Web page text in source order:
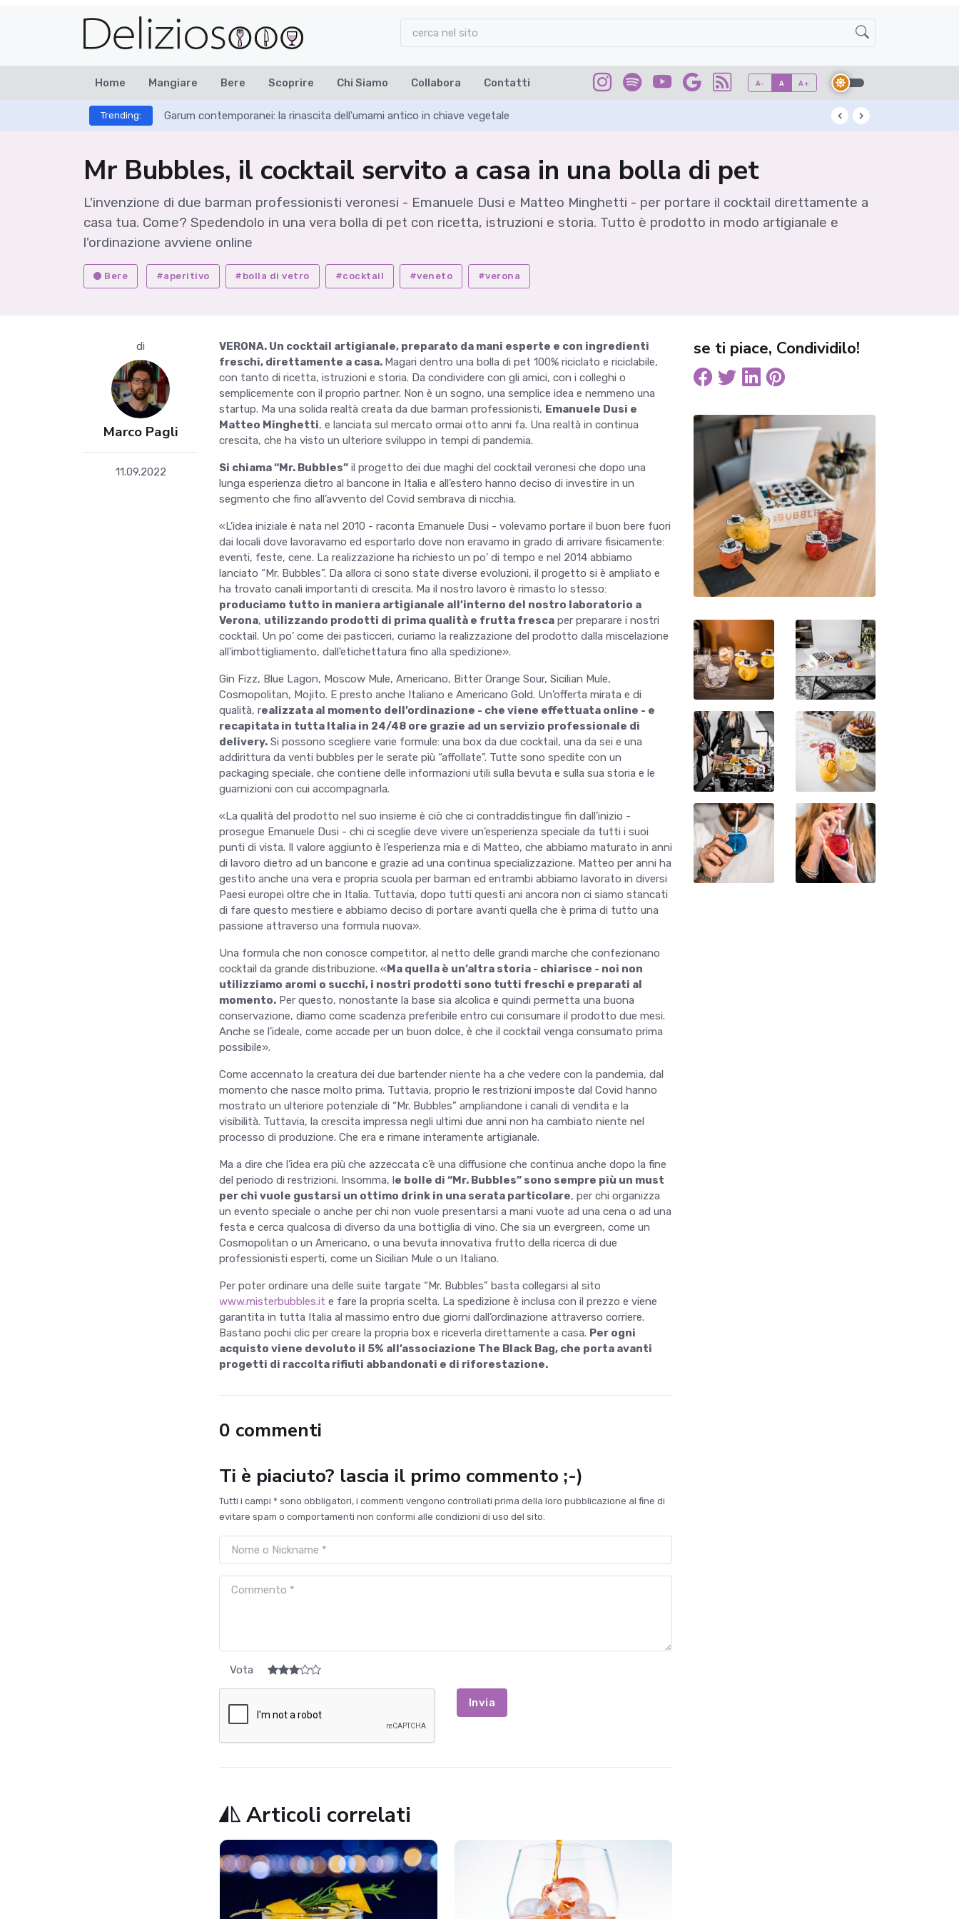
Home Mangiare Bere Scoprire Chi Siamo Collabora Contatti A- A A+
Trending: Garum contemporanei: la rinascita dell'umami antico in chiave vegetale
Mr Bubbles, il cocktail servito a casa in una bolla di pet
L'invenzione di due barman professionisti veronesi - Emanuele Dusi e Matteo Minghetti - per portare il cocktail direttamente a
casa tua. Come? Spedendolo in una vera bolla di pet con ricetta, istruzioni e storia. Tutto è prodotto in modo artigianale e
l'ordinazione avviene online
Bere #aperitivo #bolla di vetro #cocktail #veneto #verona
di
Marco Pagli
11.09.2022
VERONA. Un cocktail artigianale, preparato da mani esperte e con ingredienti
freschi, direttamente a casa. Magari dentro una bolla di pet 100% riciclato e riciclabile,
con tanto di ricetta, istruzioni e storia. Da condividere con gli amici, con i colleghi o
semplicemente con il proprio partner. Non è un sogno, una semplice idea e nemmeno una
startup. Ma una solida realtà creata da due barman professionisti, Emanuele Dusi e
Matteo Minghetti, e lanciata sul mercato ormai otto anni fa. Una realtà in continua
crescita, che ha visto un ulteriore sviluppo in tempi di pandemia.
Si chiama “Mr. Bubbles” il progetto dei due maghi del cocktail veronesi che dopo una
lunga esperienza dietro al bancone in Italia e all’estero hanno deciso di investire in un
segmento che fino all’avvento del Covid sembrava di nicchia.
«L’idea iniziale è nata nel 2010 - raconta Emanuele Dusi - volevamo portare il buon bere fuori
dai locali dove lavoravamo ed esportarlo dove non eravamo in grado di arrivare fisicamente:
eventi, feste, cene. La realizzazione ha richiesto un po’ di tempo e nel 2014 abbiamo
lanciato “Mr. Bubbles”. Da allora ci sono state diverse evoluzioni, il progetto si è ampliato e
ha trovato canali importanti di crescita. Ma il nostro lavoro è rimasto lo stesso:
produciamo tutto in maniera artigianale all’interno del nostro laboratorio a
Verona, utilizzando prodotti di prima qualità e frutta fresca per preparare i nostri
cocktail. Un po’ come dei pasticceri, curiamo la realizzazione del prodotto dalla miscelazione
all’imbottigliamento, dall’etichettatura fino alla spedizione».
Gin Fizz, Blue Lagon, Moscow Mule, Americano, Bitter Orange Sour, Sicilian Mule,
Cosmopolitan, Mojito. E presto anche Italiano e Americano Gold. Un’offerta mirata e di
qualità, realizzata al momento dell’ordinazione - che viene effettuata online - e
recapitata in tutta Italia in 24/48 ore grazie ad un servizio professionale di
delivery. Si possono scegliere varie formule: una box da due cocktail, una da sei e una
addirittura da venti bubbles per le serate più “affollate”. Tutte sono spedite con un
packaging speciale, che contiene delle informazioni utili sulla bevuta e sulla sua storia e le
guarnizioni con cui accompagnarla.
«La qualità del prodotto nel suo insieme è ciò che ci contraddistingue fin dall’inizio -
prosegue Emanuele Dusi - chi ci sceglie deve vivere un’esperienza speciale da tutti i suoi
punti di vista. Il valore aggiunto è l’esperienza mia e di Matteo, che abbiamo maturato in anni
di lavoro dietro ad un bancone e grazie ad una continua specializzazione. Matteo per anni ha
gestito anche una vera e propria scuola per barman ed entrambi abbiamo lavorato in diversi
Paesi europei oltre che in Italia. Tuttavia, dopo tutti questi ani ancora non ci siamo stancati
di fare questo mestiere e abbiamo deciso di portare avanti quella che è prima di tutto una
passione attraverso una formula nuova».
Una formula che non conosce competitor, al netto delle grandi marche che confezionano
cocktail da grande distribuzione. «Ma quella è un’altra storia - chiarisce - noi non
utilizziamo aromi o succhi, i nostri prodotti sono tutti freschi e preparati al
momento. Per questo, nonostante la base sia alcolica e quindi permetta una buona
conservazione, diamo come scadenza preferibile entro cui consumare il prodotto due mesi.
Anche se l’ideale, come accade per un buon dolce, è che il cocktail venga consumato prima
possibile».
Come accennato la creatura dei due bartender niente ha a che vedere con la pandemia, dal
momento che nasce molto prima. Tuttavia, proprio le restrizioni imposte dal Covid hanno
mostrato un ulteriore potenziale di “Mr. Bubbles” ampliandone i canali di vendita e la
visibilità. Tuttavia, la crescita impressa negli ultimi due anni non ha cambiato niente nel
processo di produzione. Che era e rimane interamente artigianale.
Ma a dire che l’idea era più che azzeccata c’è una diffusione che continua anche dopo la fine
del periodo di restrizioni. Insomma, le bolle di “Mr. Bubbles” sono sempre più un must
per chi vuole gustarsi un ottimo drink in una serata particolare, per chi organizza
un evento speciale o anche per chi non vuole presentarsi a mani vuote ad una cena o ad una
festa e cerca qualcosa di diverso da una bottiglia di vino. Che sia un evergreen, come un
Cosmopolitan o un Americano, o una bevuta innovativa frutto della ricerca di due
professionisti esperti, come un Sicilian Mule o un Italiano.
Per poter ordinare una delle suite targate “Mr. Bubbles” basta collegarsi al sito
www.misterbubbles.it e fare la propria scelta. La spedizione è inclusa con il prezzo e viene
garantita in tutta Italia al massimo entro due giorni dall’ordinazione attraverso corriere.
Bastano pochi clic per creare la propria box e riceverla direttamente a casa. Per ogni
acquisto viene devoluto il 5% all’associazione The Black Bag, che porta avanti
progetti di raccolta rifiuti abbandonati e di riforestazione.
0 commenti
Ti è piaciuto? lascia il primo commento ;-)
Tutti i campi * sono obbligatori, i commenti vengono controllati prima della loro pubblicazione al fine di
evitare spam o comportamenti non conformi alle condizioni di uso del sito.
Vota
Invia
Articoli correlati
se ti piace, Condividilo!